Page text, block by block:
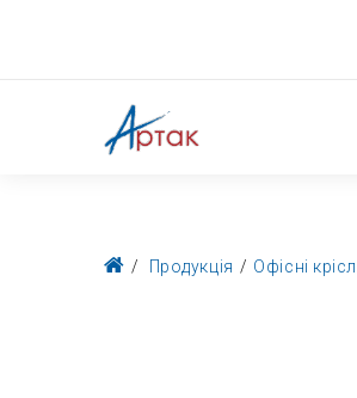
Продукція Офісні